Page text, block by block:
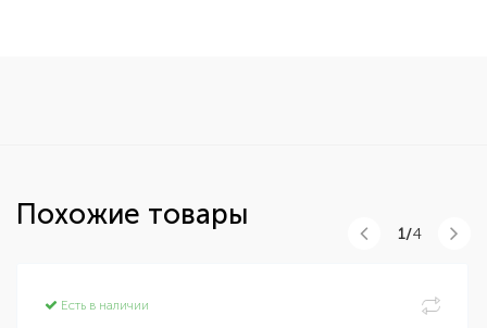
Похожие товары
Есть в наличии
1/4